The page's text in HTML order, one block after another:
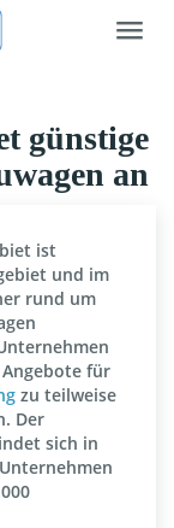
günstige
an
ist
und im
rund um
für
zu teilweise
Der
sich in